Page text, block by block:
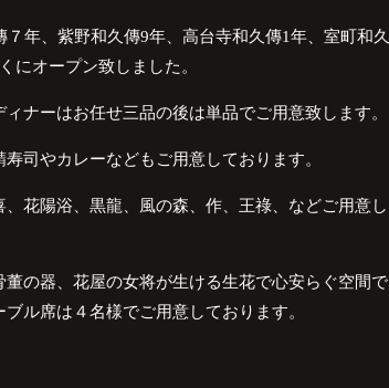
７年、紫野和久傳9年、高台寺和久傳1年、室町和久
にオープン致しました。
ナーはお任せ三品の後は単品でご用意致します。
司やカレーなどもご用意しております。
花陽浴、黒龍、風の森、作、王祿、などご用意し
の器、花屋の女将が生ける生花で心安らぐ空間で
ル席は４名様でご用意しております。